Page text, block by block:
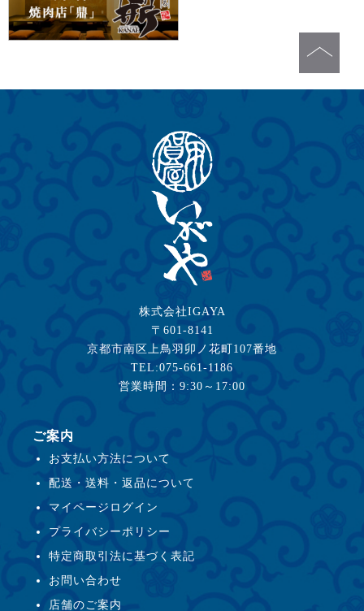
株式会社IGAYA
〒601-8141
京都市南区上鳥羽卯ノ花町107番地
TEL:075-661-1186
営業時間：9:30～17:00
ご案内
お支払い方法について
配送・送料・返品について
マイページログイン
プライバシーポリシー
特定商取引法に基づく表記
お問い合わせ
店舗のご案内